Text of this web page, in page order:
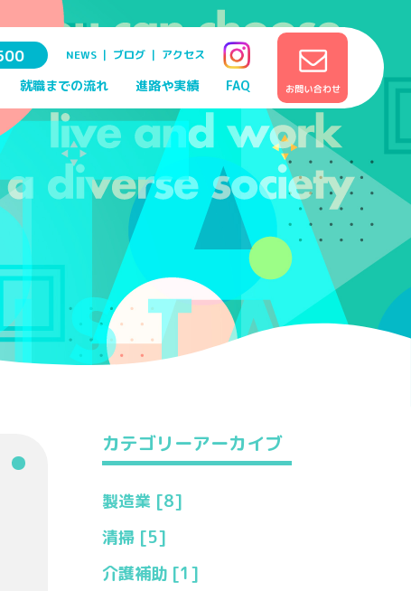
NEWS ｜ ブログ ｜ アクセス
就職までの流れ 進路や実績 FAQ
カテゴリーアーカイブ
製造業 [8]
清掃 [5]
介護補助 [1]